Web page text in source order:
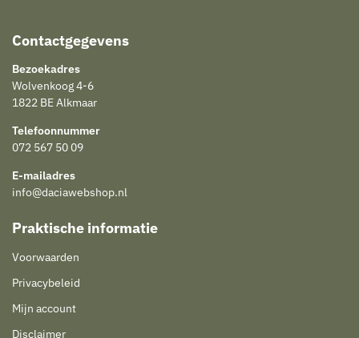
Contactgegevens
Bezoekadres
Wolvenkoog 4-6
1822 BE Alkmaar
Telefoonnummer
072 567 50 09
E-mailadres
info@daciawebshop.nl
Praktische informatie
Voorwaarden
Privacybeleid
Mijn account
Disclaimer